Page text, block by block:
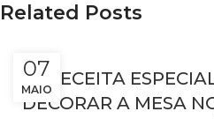
Related Posts
07
MAIO
RECEITA
DECORAR A MESA